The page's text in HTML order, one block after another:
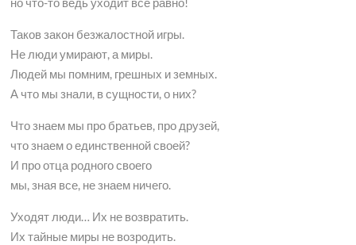
Таков закон безжалостной игры.
Не люди умирают, а миры.
Людей мы помним, грешных и земных.
А что мы знали, в сущности, о них?
Что знаем мы про братьев, про друзей,
что знаем о единственной своей?
И про отца родного своего
мы, зная все, не знаем ничего.
Уходят люди… Их не возвратить.
Их тайные миры не возродить.